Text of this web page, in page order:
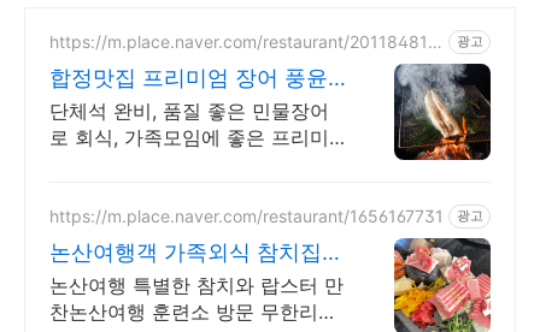
https://m.place.naver.com/restaurant/201184813
광고
합정맛집 프리미엄 장어 풍윤
단체석 완비, 가족모임 추천
단체석 완비, 품질 좋은 민물장어
로 회식, 가족모임에 좋은 프리미
https://m.place.naver.com/restaurant/1656167731 광고
논산여행객 가족외식 참치집
논산역 10분거리
논산여행 특별한 참치와 랍스터 만
찬논산여행 훈련소 방문 무한리필